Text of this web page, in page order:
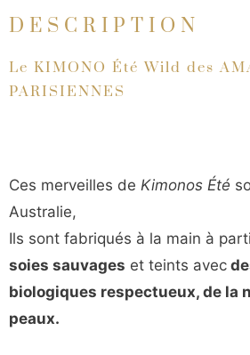
DESCRIPTION
Le KIMONO Été Wild des
PARISIENNES
Ces merveilles de Kimonos Été
Australie,
Ils sont fabriqués à la main à
soies sauvages et teints avec
biologiques respectueux, de la
peaux.